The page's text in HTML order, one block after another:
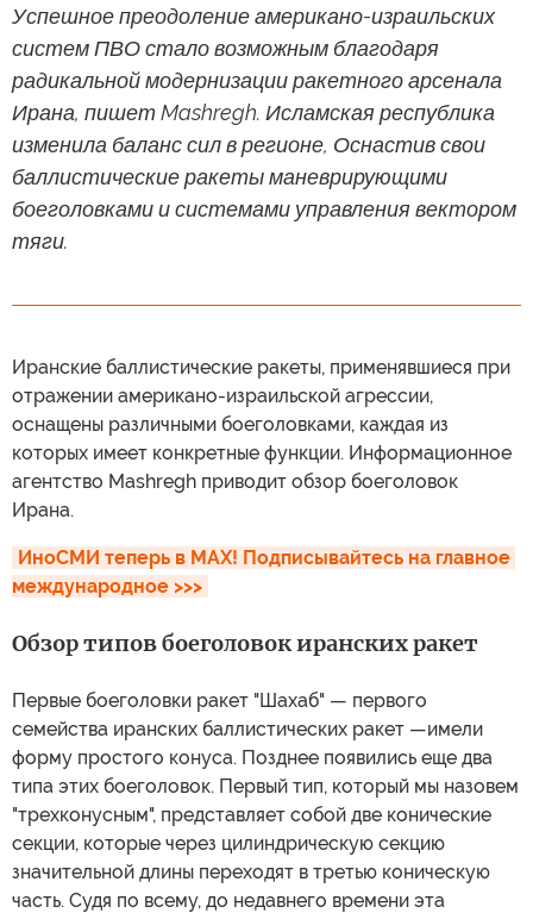
Успешное преодоление американо-израильских
систем ПВО стало возможным благодаря
радикальной модернизации ракетного арсенала
Ирана, пишет Mashregh. Исламская республика
изменила баланс сил в регионе, Оснастив свои
баллистические ракеты маневрирующими
боеголовками и системами управления вектором
тяги.
Иранские баллистические ракеты, применявшиеся при
отражении американо-израильской агрессии,
оснащены различными боеголовками, каждая из
которых имеет конкретные функции. Информационное
агентство Mashregh приводит обзор боеголовок
Ирана.
ИноСМИ теперь в MAX! Подписывайтесь на главное
международное >>>
Обзор типов боеголовок иранских ракет
Первые боеголовки ракет "Шахаб" — первого
семейства иранских баллистических ракет —имели
форму простого конуса. Позднее появились еще два
типа этих боеголовок. Первый тип, который мы назовем
"трехконусным", представляет собой две конические
секции, которые через цилиндрическую секцию
значительной длины переходят в третью коническую
часть. Судя по всему, до недавнего времени эта